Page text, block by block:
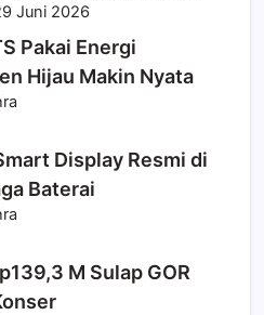
Juni 2026
Pakai Energi
Hijau Makin Nyata
Display Resmi di
Baterai
M Sulap GOR